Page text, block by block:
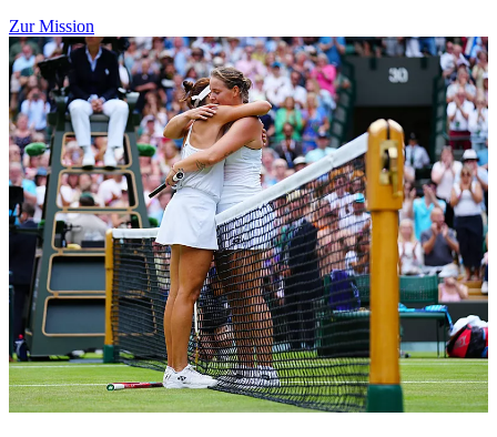
Zur Mission